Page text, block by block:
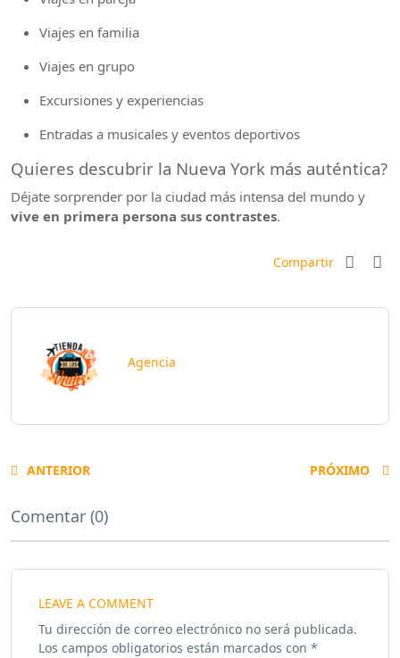
Viajes en familia
Viajes en grupo
Excursiones y experiencias
Entradas a musicales y eventos deportivos
Quieres descubrir la Nueva York más auténtica?
Déjate sorprender por la ciudad más intensa del mundo y
vive en primera persona sus contrastes.
Compartir
Agencia
ANTERIOR PRÓXIMO
Comentar (0)
LEAVE A COMMENT
Tu dirección de correo electrónico no será publicada.
Los campos obligatorios están marcados con *